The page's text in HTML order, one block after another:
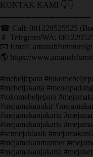
KONTAK KAMI 👇👇
➖➖➖➖➖➖➖➖➖➖➖➖➖➖➖ ㅤ
☎ Call: 081229525525
📱 Telegram/WA:
📧 Email:
🌎 https://
#mebeljepara
#mebeljakarta
#tokomebeljepara
#mejamakanukir
#mejamakanjakarta
#mejamakanjakarta
#setmejaklasik
#mejamakanmarmer
#mejamakanjakarta